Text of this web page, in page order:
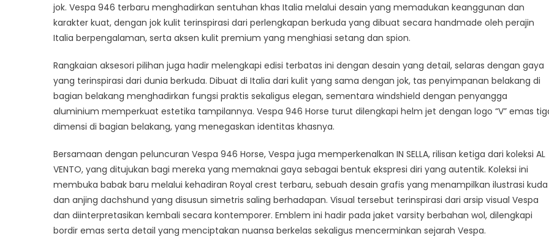
jok. Vespa 946 terbaru menghadirkan sentuhan khas Italia melalui desain yang memadukan keanggunan dan
karakter kuat, dengan jok kulit terinspirasi dari perlengkapan berkuda yang dibuat secara handmade oleh perajin
Italia berpengalaman, serta aksen kulit premium yang menghiasi setang dan spion.
Rangkaian aksesori pilihan juga hadir melengkapi edisi terbatas ini dengan desain yang detail, selaras dengan gaya
yang terinspirasi dari dunia berkuda. Dibuat di Italia dari kulit yang sama dengan jok, tas penyimpanan belakang di
bagian belakang menghadirkan fungsi praktis sekaligus elegan, sementara windshield dengan penyangga
aluminium memperkuat estetika tampilannya. Vespa 946 Horse turut dilengkapi helm jet dengan logo “V” emas
dimensi di bagian belakang, yang menegaskan identitas khasnya.
Bersamaan dengan peluncuran Vespa 946 Horse, Vespa juga memperkenalkan IN SELLA, rilisan ketiga dari koleksi AL
VENTO, yang ditujukan bagi mereka yang memaknai gaya sebagai bentuk ekspresi diri yang autentik. Koleksi ini
membuka babak baru melalui kehadiran Royal crest terbaru, sebuah desain grafis yang menampilkan ilustrasi kuda
dan anjing dachshund yang disusun simetris saling berhadapan. Visual tersebut terinspirasi dari arsip visual Vespa
dan diinterpretasikan kembali secara kontemporer. Emblem ini hadir pada jaket varsity berbahan wol, dilengkapi
bordir emas serta detail yang menciptakan nuansa berkelas sekaligus mencerminkan sejarah Vespa.